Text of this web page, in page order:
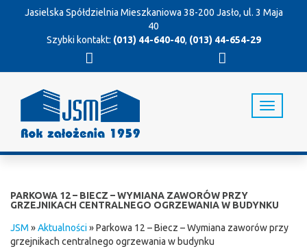
Jasielska Spółdzielnia Mieszkaniowa 38-200 Jasło, ul. 3 Maja
40
Szybki kontakt: (013) 44-640-40, (013) 44-654-29
T
o
a
i
PARKOWA 12 – BIECZ – WYMIANA ZAWORÓW PRZY
GRZEJNIKACH CENTRALNEGO OGRZEWANIA W BUDYNKU
JSM »Aktualności»Parkowa 12 – Biecz – Wymiana zaworów przy
grzejnikach centralnego ogrzewania w budynku